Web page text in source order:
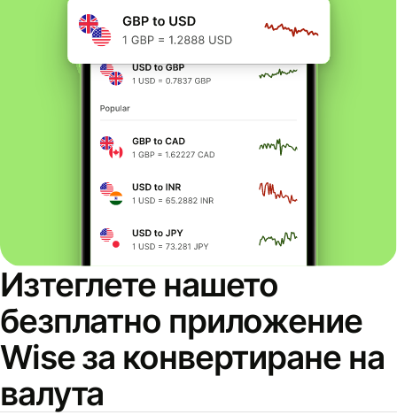
Изтеглете нашето
безплатно приложение
Wise за конвертиране на
валута